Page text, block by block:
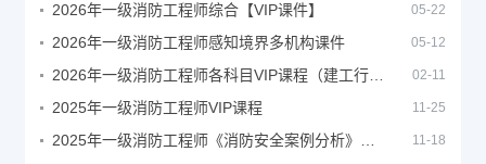
2026年一级消防工程师综合【VIP课件】 05-22
2026年一级消防工程师感知境界多机构课件 05-12
02-11
2025年一级消防工程师VIP课程 11-25
11-18